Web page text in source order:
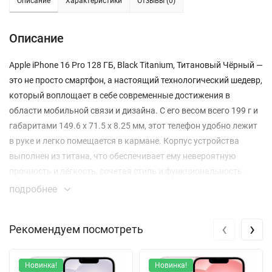
Описание
Apple iPhone 16 Pro 128 ГБ, Black Titanium, Титановый Чёрный —
это не просто смартфон, а настоящий технологический шедевр,
который воплощает в себе современные достижения в
области мобильной связи и дизайна. С его весом всего 199 г и
габаритами 149.6 x 71.5 x 8.25 мм, этот телефон удобно лежит
в руке и легко помещается в кармане. Корпус устройства
выполнен из титана, что обеспечивает ему невероятную
прочность и лёгкость, сочетая стиль и функциональность.
обеспечит яркие и чёткие изображения с плотностью 460
адаптивной частотой обновления до 120 Гц, каждый жест и
подробнее
Рекомендуем посмотреть
Новинка! Новинка!
‹ ›